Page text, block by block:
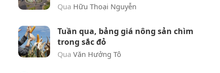
Qua Hữu Thoại Nguyễn
Tuần qua, bảng giá nông sản chìm
trong sắc đỏ
Qua Văn Hưởng Tô